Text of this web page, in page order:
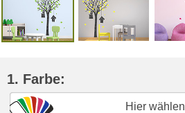
1. Farbe:
Hier wählen